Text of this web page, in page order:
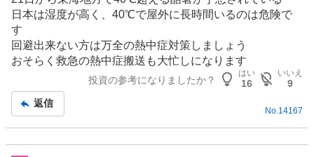
示
板
記
事
日本は湿度が高く、40℃で屋外に長時間いるのは危険で
す
回避出来ない方は万全の熱中症対策しましょう
おそらく救急の熱中症搬送も大忙しになります
投資の参考になりましたか？
はい
16
いいえ
9
返信
No. 14167